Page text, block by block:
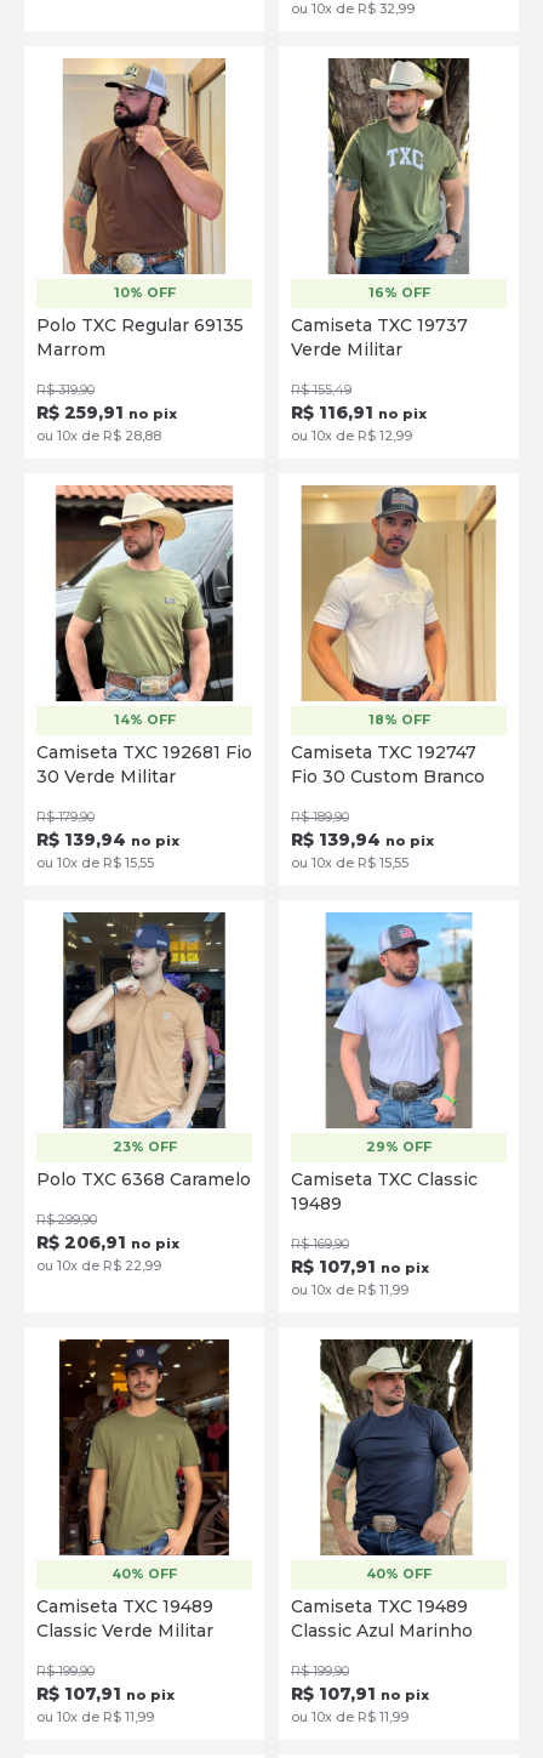
ou 10x de R$ 32,99
G GG
10% OFF
Polo TXC Regular 69135
Marrom
R$ 319,90
R$ 259,91 no pix
ou 10x de R$ 28,88
M G
SELECIONE
16% OFF
Camiseta TXC 19737
Verde Militar
R$ 155,49
R$ 116,91 no pix
ou 10x de R$ 12,99
G GG
SELECIONE
14% OFF
Camiseta TXC 192681 Fio
30 Verde Militar
R$ 179,90
R$ 139,94 no pix
ou 10x de R$ 15,55
G GG
SELECIONE
18% OFF
Camiseta TXC 192747
Fio 30 Custom Branco
R$ 189,90
R$ 139,94 no pix
ou 10x de R$ 15,55
M G
23% OFF
Polo TXC 6368 Caramelo
R$ 299,90
R$ 206,91 no pix
ou 10x de R$ 22,99
M G GG
29% OFF
Camiseta TXC Classic
19489
R$ 169,90
R$ 107,91 no pix
ou 10x de R$ 11,99
G GG
SELECIONE
40% OFF
Camiseta TXC 19489
Classic Verde Militar
R$ 199,90
R$ 107,91 no pix
ou 10x de R$ 11,99
M G
SELECIONE
40% OFF
Camiseta TXC 19489
Classic Azul Marinho
R$ 199,90
R$ 107,91 no pix
ou 10x de R$ 11,99